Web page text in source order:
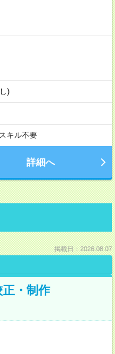
)
キル不要
詳細へ
掲載日：2026.08.07
・制作